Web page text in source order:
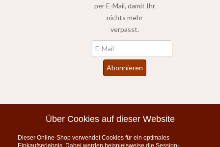
per E-Mail, damit Ihr
nichts mehr
verpasst.
Abonnieren
Instagram
Über Cookies auf dieser Website
Dieser Online-Shop verwendet Cookies für ein optimales
Einkaufserlebnis. Dabei werden beispielsweise die Session-